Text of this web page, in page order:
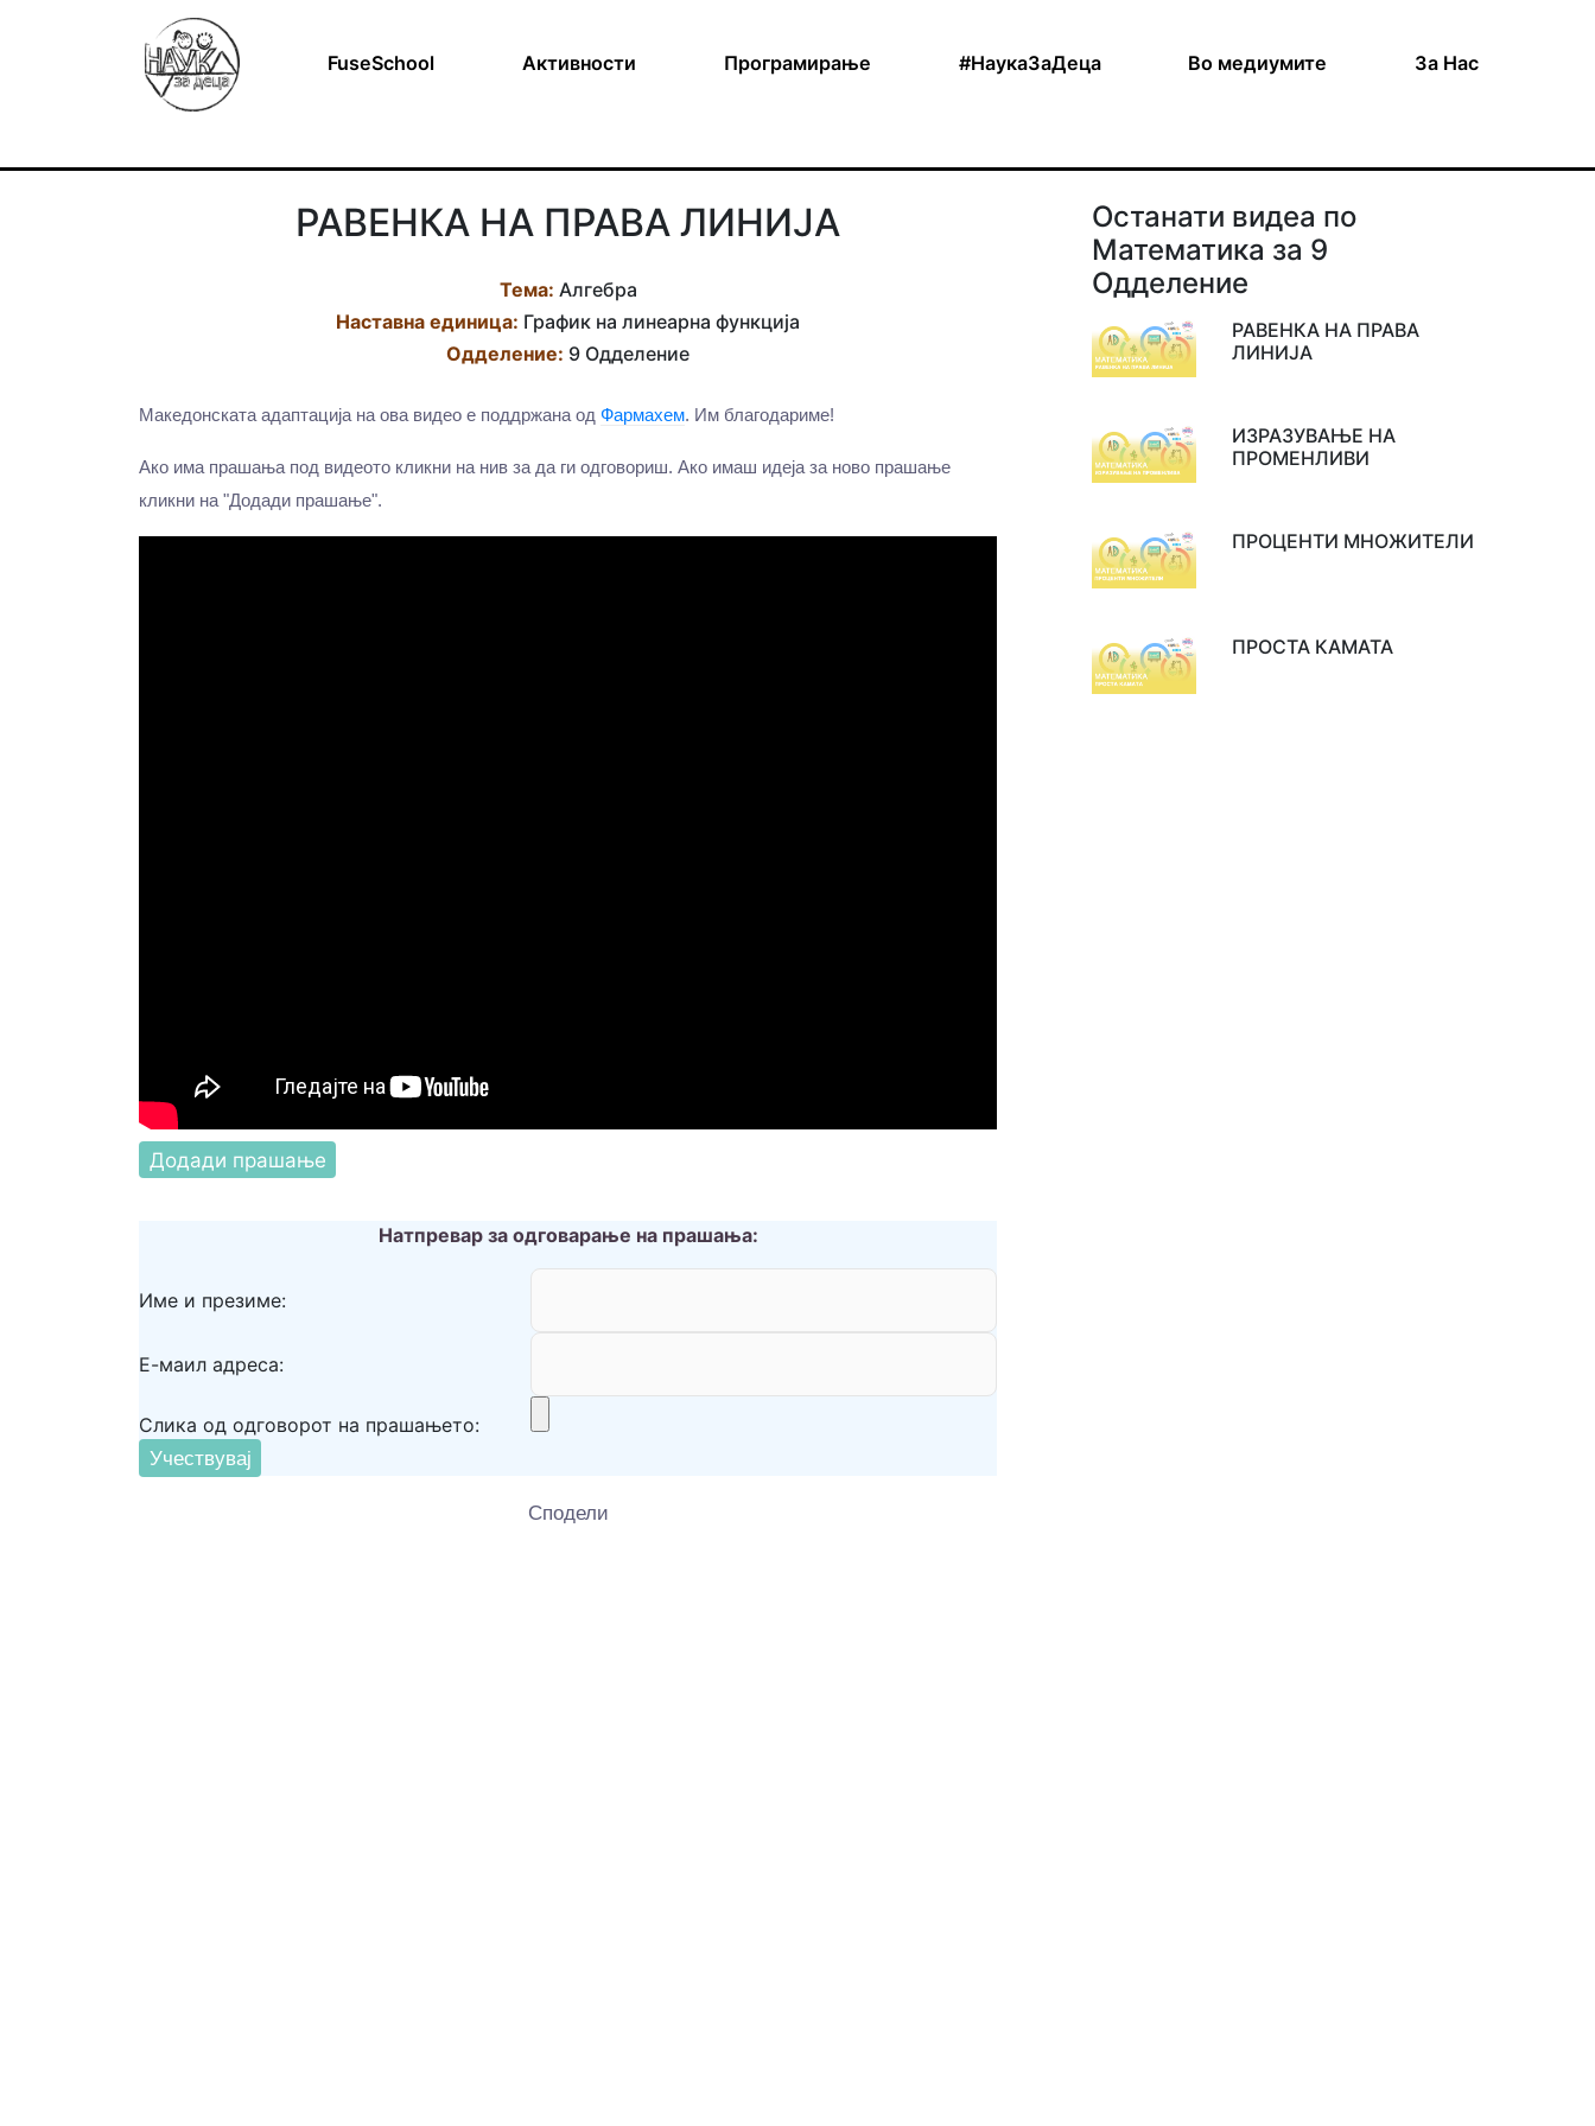
FuseSchool Активности Програмирање #НаукаЗаДеца Во медиумите За Нас
РАВЕНКА НА ПРАВА ЛИНИЈА
Тема: Алгебра
Наставна eдиница: График на линеарна функција
Одделение: 9 Одделение
Македонската адаптација на ова видео е поддржана од Фармахем. Им благодариме!
Ако има прашања под видеото кликни на нив за да ги одговориш. Ако имаш идеја за ново прашање
кликни на "Додади прашање".
Натпревар за одговарање на прашања:
Име и презиме:
Е-маил адреса:
Слика од одговорот на прашањето:
Сподели
Останати видеа по
Математика за 9
Одделение
РАВЕНКА НА ПРАВА
ЛИНИЈА
ИЗРАЗУВАЊЕ НА
ПРОМЕНЛИВИ
ПРОЦЕНТИ МНОЖИТЕЛИ
ПРОСТА КАМАТА